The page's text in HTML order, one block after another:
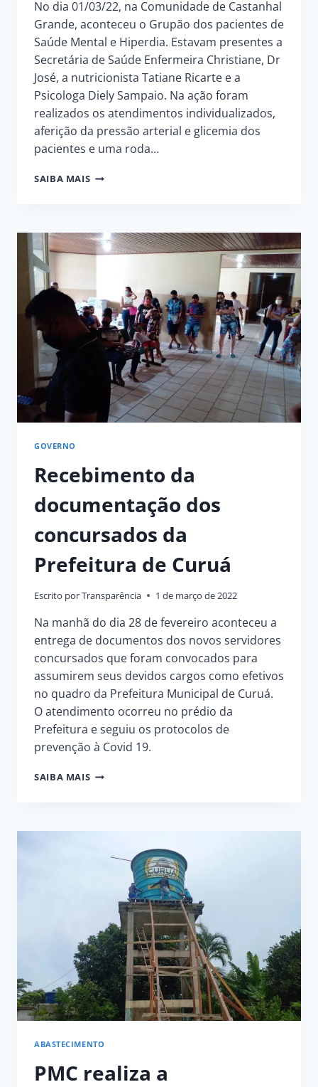
No dia 01/03/22, na Comunidade de Castanhal
Grande, aconteceu o Grupão dos pacientes de
Saúde Mental e Hiperdia. Estavam presentes a
Secretária de Saúde Enfermeira Christiane, Dr
José, a nutricionista Tatiane Ricarte e a
Psicologa Diely Sampaio. Na ação foram
realizados os atendimentos individualizados,
aferição da pressão arterial e glicemia dos
pacientes e uma roda…
SAIBA MAISSEMSA
DOS
PACIENTES
MENTAL
E
HIPERDIA
NO
CASTANHAL
GRANDE
GOVERNO
Recebimento da
documentação dos
concursados da
Prefeitura de Curuá
Escrito porTransparência 1 de março de 2022
Na manhã do dia 28 de fevereiro aconteceu a
entrega de documentos dos novos servidores
concursados que foram convocados para
assumirem seus devidos cargos como efetivos
no quadro da Prefeitura Municipal de Curuá.
O atendimento ocorreu no prédio da
Prefeitura e seguiu os protocolos de
prevenção à Covid 19.
SAIBA MAISRECEBIMENTO
CONCURSADOS
PREFEITURA
ABASTECIMENTO
PMC realiza a